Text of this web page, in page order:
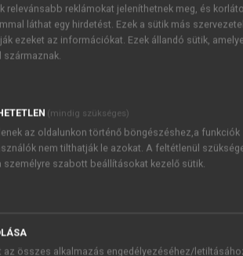
JELSZÓ
Kérek értesítést a MeRSZ
Kérek értesítést az
relevánsabb reklámokat jeleníthetnek meg, és
láthat egy hirdetést. Ezek a sütik más
ezeket az információkat. Ezek állandó sütik,
származnak.
(mindig szükséges)
az oldalunkon történő böngészéshez,a funkciók
nem tilthatják le azokat. A feltétlenül
szabott beállításokat kezelő sütik.
az összes alkalmazás engedélyezéséhez/